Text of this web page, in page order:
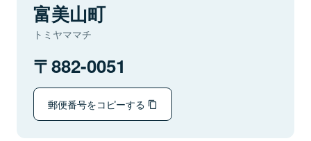
富美山町
トミヤママチ
882-0051
郵便番号をコピーする